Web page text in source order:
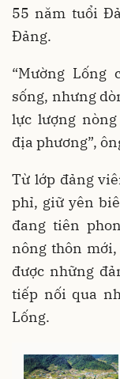
55 năm tuổi
Đảng.
“Mường Lống
sống, nhưng
lực lượng
địa phương”,
Từ lớp đảng
phỉ, giữ yên
đang tiên
nông thôn
được những
tiếp nối qua
Lống.